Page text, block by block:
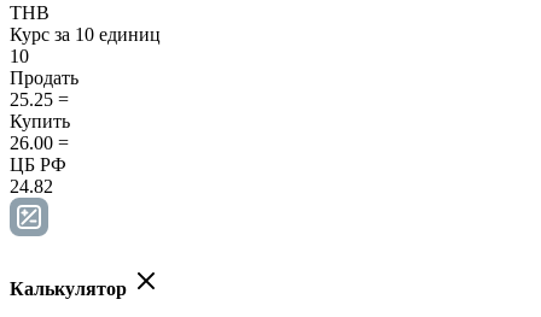
THB
Курс за 10 единиц
10
Продать
25.25 =
Купить
26.00 =
ЦБ РФ
24.82
Калькулятор